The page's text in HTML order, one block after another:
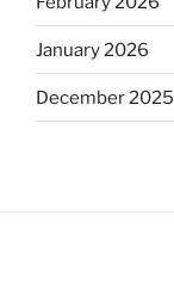
January 2026
December 2025